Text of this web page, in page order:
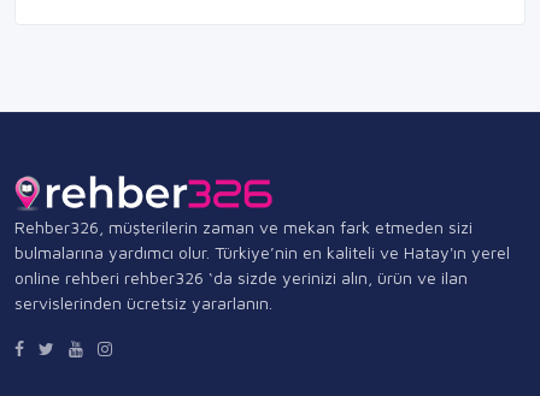
Rehber326, müşterilerin zaman ve mekan fark etmeden sizi
bulmalarına yardımcı olur. Türkiye’nin en kaliteli ve Hatay'ın yerel
online rehberi rehber326 ‘da sizde yerinizi alın, ürün ve ilan
servislerinden ücretsiz yararlanın.